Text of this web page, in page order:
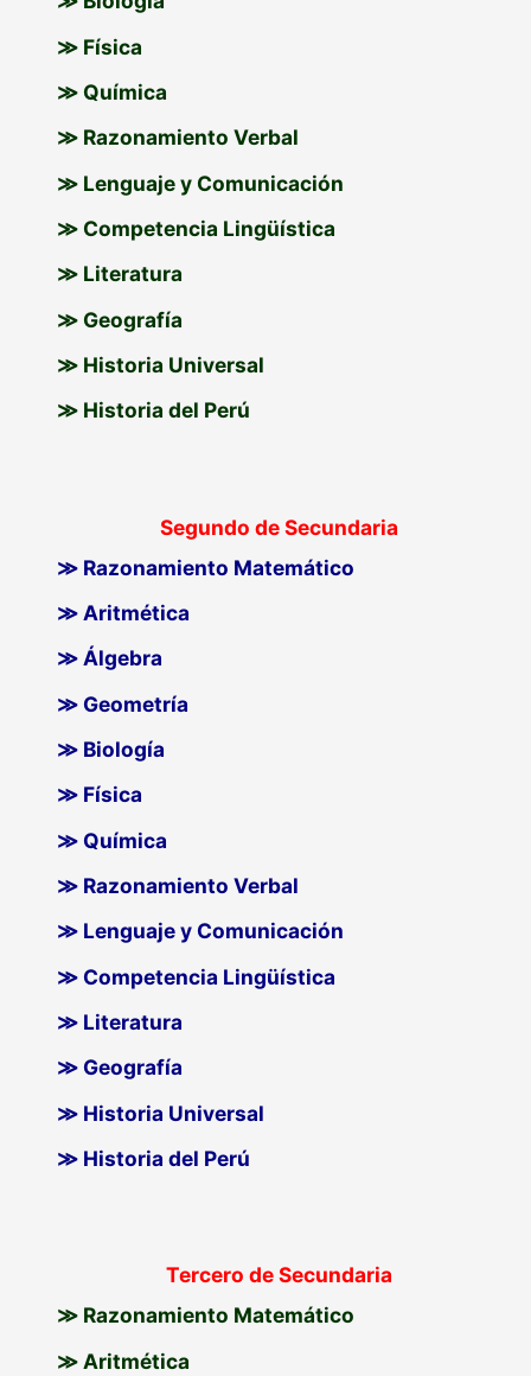
≫ Física
≫ Química
≫ Razonamiento Verbal
≫ Lenguaje y Comunicación
≫ Competencia Lingüística
≫ Literatura
≫ Geografía
≫ Historia Universal
≫ Historia del Perú
Segundo de Secundaria
≫ Razonamiento Matemático
≫ Aritmética
≫ Álgebra
≫ Geometría
≫ Biología
≫ Física
≫ Química
≫ Razonamiento Verbal
≫ Lenguaje y Comunicación
≫ Competencia Lingüística
≫ Literatura
≫ Geografía
≫ Historia Universal
≫ Historia del Perú
Tercero de Secundaria
≫ Razonamiento Matemático
≫ Aritmética